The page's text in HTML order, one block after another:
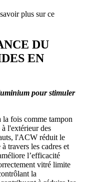
plus sur ce
DU
EN
pour stimuler
fois comme tampon
l'extérieur des
l'ACW réduit le
travers les cadres et
l’efficacité
vitré limite
la